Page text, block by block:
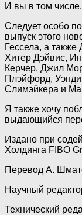
И вы в том числе.
Следует особо
выпуск этого
Гессела, а
Хитер Дэйвис,
Керчер, Джил
Плэйфорд,
Слимэйкера и
Я также хочу
выдающийся
Издано при
Холдинга FIBO
Перевод А.
Научный
Технический